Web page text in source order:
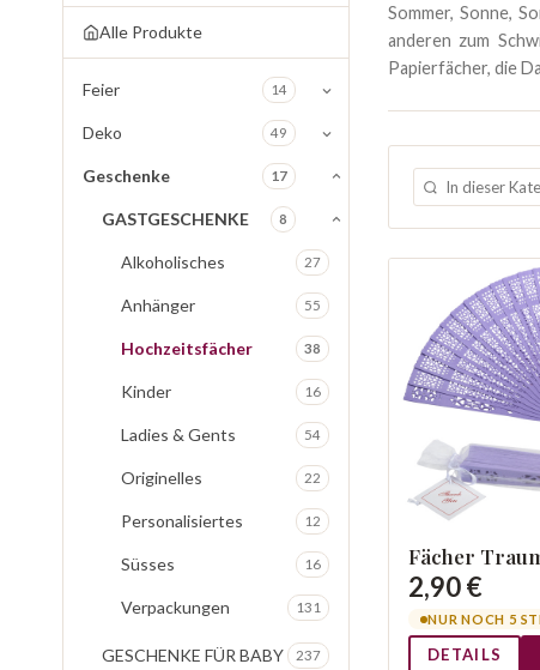
Alle Produkte
Feier 14
Deko 49
Geschenke 17
GASTGESCHENKE 8
Alkoholisches 27
Anhänger 55
Hochzeitsfächer 38
Kinder 16
Ladies & Gents 54
Originelles 22
Personalisiertes 12
Süsses 16
Verpackungen 131
GESCHENKE FÜR BABY
237
Sommer, Sonne,
anderen zum
Papierfächer, die
Fächer
2,90 €
NUR NOCH 5
DETAILS